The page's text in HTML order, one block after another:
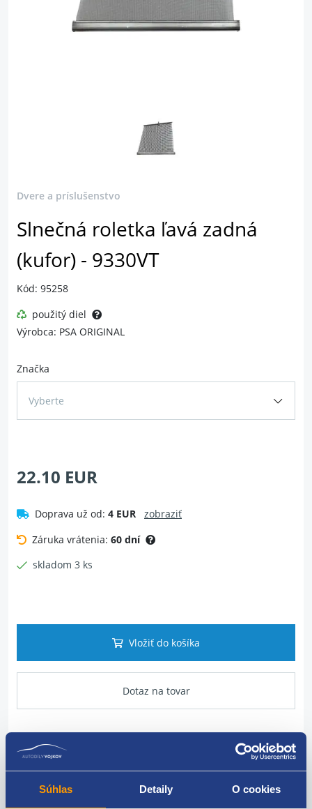
Súhlas Detaily O cookies
Dvere a príslušenstvo
Slnečná roletka ľavá zadná
(kufor) - 9330VT
Kód: 95258
použitý diel
Výrobca: PSA ORIGINAL
Značka
Vyberte
22.10 EUR
Doprava už od: 4 EUR
zobraziť
Záruka vrátenia: 60 dní
skladom 3 ks
Vložiť do košíka
Dotaz na tovar
Popis produktu
Slnečná roletka ľavá zadná